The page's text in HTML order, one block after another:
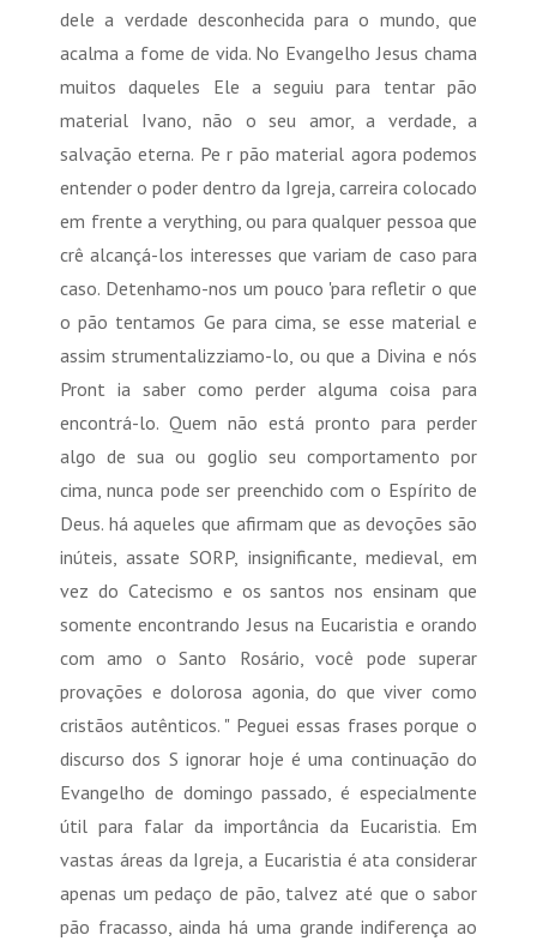
dele a verdade desconhecida para o mundo, que
acalma a fome de vida. No Evangelho Jesus chama
muitos daqueles Ele a seguiu para tentar pão
material Ivano, não o seu amor, a verdade, a
salvação eterna. Pe r pão material agora podemos
entender o poder dentro da Igreja, carreira colocado
em frente a verything, ou para qualquer pessoa que
crê alcançá-los interesses que variam de caso para
caso. Detenhamo-nos um pouco 'para refletir o que
o pão tentamos Ge para cima, se esse material e
assim strumentalizziamo-lo, ou que a Divina e nós
Pront ia saber como perder alguma coisa para
encontrá-lo. Quem não está pronto para perder
algo de sua ou goglio seu comportamento por
cima, nunca pode ser preenchido com o Espírito de
Deus. há aqueles que afirmam que as devoções são
inúteis, assate SORP, insignificante, medieval, em
vez do Catecismo e os santos nos ensinam que
somente encontrando Jesus na Eucaristia e orando
com amo o Santo Rosário, você pode superar
provações e dolorosa agonia, do que viver como
cristãos autênticos. " Peguei essas frases porque o
discurso dos S ignorar hoje é uma continuação do
Evangelho de domingo passado, é especialmente
útil para falar da importância da Eucaristia. Em
vastas áreas da Igreja, a Eucaristia é ata considerar
apenas um pedaço de pão, talvez até que o sabor
pão fracasso, ainda há uma grande indiferença ao